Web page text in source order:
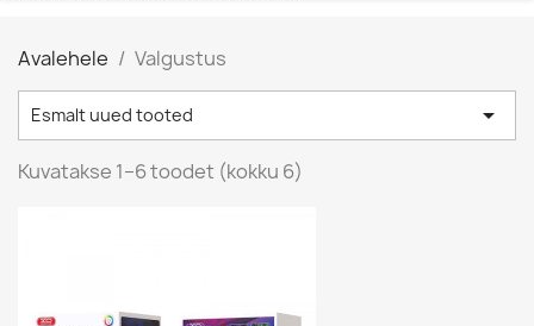
Avalehele Valgustus
Очистить
Категории
Vanikud ja lambipirnid 5
Производители
Esmalt uued tooted 
Kuvatakse 1–6 toodet (kokku 6)